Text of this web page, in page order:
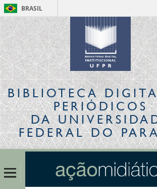
BRASIL
Acesso
BIBLIOTECA
PERIÓDICOS
DA
FEDERAL DO